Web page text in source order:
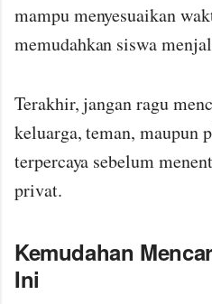
mampu menyesuaikan
memudahkan siswa
Terakhir, jangan ragu
keluarga, teman, maupun
terpercaya sebelum
privat.
Kemudahan
Ini